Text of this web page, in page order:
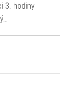
3. hodiny